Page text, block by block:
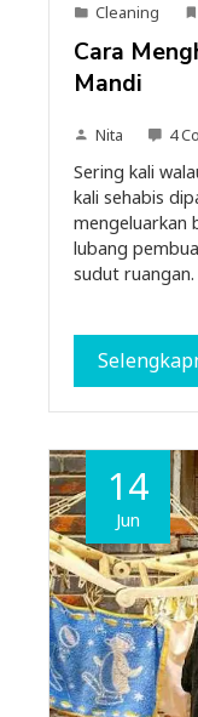
Cleaning
Cara
Mandi
Nita 4
Sering kali
kali sehabis
mengeluarkan
lubang
sudut
14
Jun